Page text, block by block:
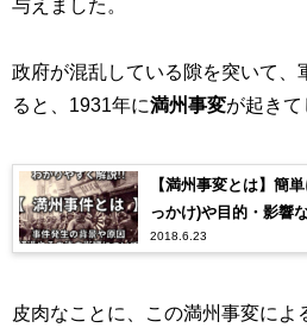
与えました。
政府が混乱している隙を突いて、
ると、1931年に満州事変が起きて
【満州事変とは】簡
っかけ)や目的・影響
2018.6.23
皮肉なことに、この満州事変によ